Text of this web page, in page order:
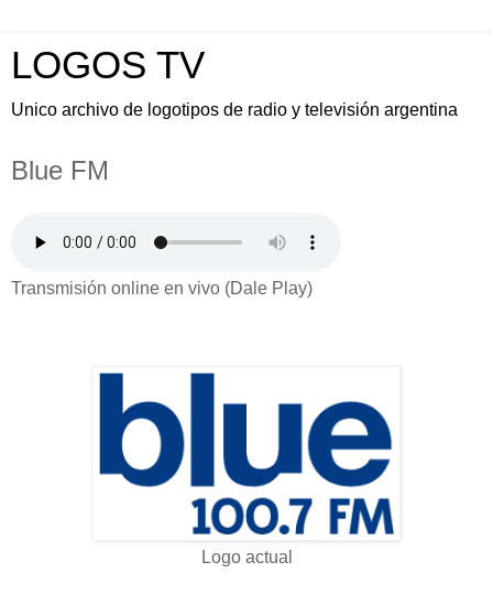
LOGOS TV
Unico archivo de logotipos de radio y televisión argentina
Blue FM
Transmisión online en vivo (Dale Play)
Logo actual